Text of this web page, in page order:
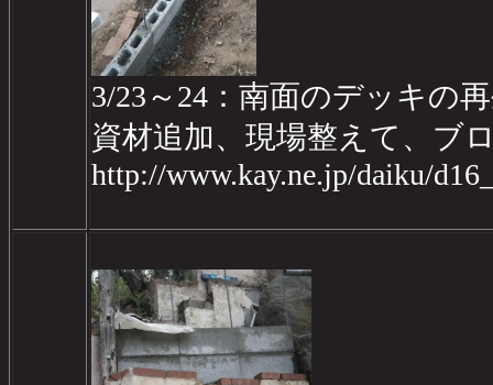
3/23～24：南面のデッキの再
資材追加、現場整えて、ブ
http://www.kay.ne.jp/daiku/